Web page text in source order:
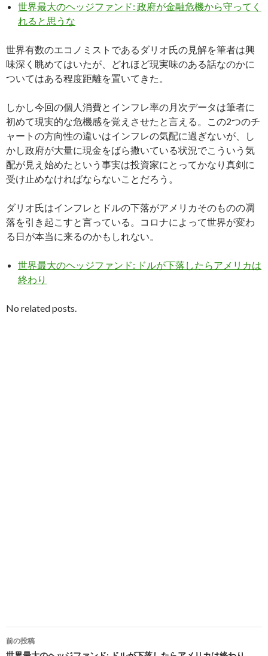
世界最大のヘッジファンド: 政府が金融危機から守ってく
れると思うな
世界有数のエコノミストであるダリオ氏の見解を筆者は興
味深く眺めてはいたが、どれほど現実味のある話なのかに
ついてはある程度距離を置いてきた。
しかし今回の個人消費とインフレ率の月次データは筆者に
初めて現実的な危機感を覚えさせたと言える。この2つのチ
ャートの方向性の違いはインフレの気配に過ぎないが、し
かし政府が大量に現金をばら撒いている状況でこういう気
配が見え始めたという事実は投資家にとってかなり真剣に
受け止めなければならないことだろう。
ダリオ氏はインフレとドルの下落がアメリカそのものの凋
落を引き起こすと言っている。コロナによって世界が変わ
る日が本当に来るのかもしれない。
世界最大のヘッジファンド: ドルが下落したらアメリカは
終わり
No related posts.
投
前の投稿